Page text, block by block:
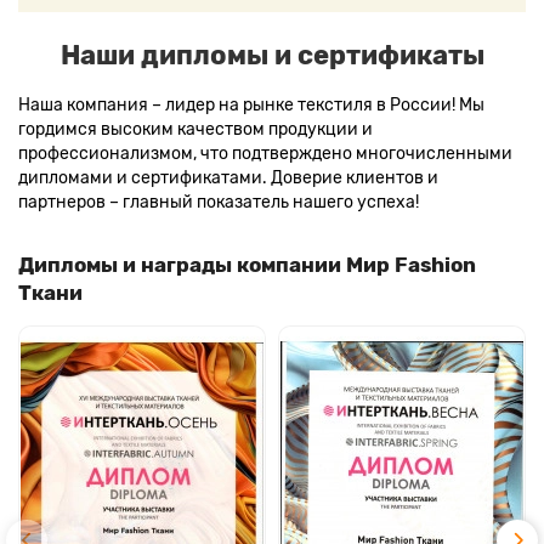
Наши дипломы и сертификаты
Наша компания – лидер на рынке текстиля в России! Мы
гордимся высоким качеством продукции и
профессионализмом, что подтверждено многочисленными
дипломами и сертификатами. Доверие клиентов и
партнеров – главный показатель нашего успеха!
Дипломы и награды компании Мир Fashion
Ткани